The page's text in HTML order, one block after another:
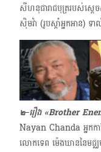
សីហនុជារាជបុត្ររបស់ស្ដេ
ស៊ិមវ៉ា (រូបស្ដាំអ្នកអាន)
๒–រឿង «Brother
Nayan Chanda​ អ្នកក
លោក​ទេព ម៉េងឃាន​នៃមជ្